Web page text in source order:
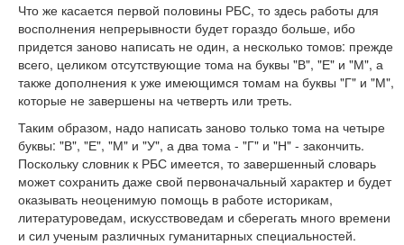
Что же касается первой половины РБС, то здесь работы для
восполнения непрерывности будет гораздо больше, ибо
придется заново написать не один, а несколько томов: прежде
всего, целиком отсутствующие тома на буквы "В", "Е" и "М", а
также дополнения к уже имеющимся томам на буквы "Г" и "М",
которые не завершены на четверть или треть.
Таким образом, надо написать заново только тома на четыре
буквы: "В", "Е", "М" и "У", а два тома - "Г" и "Н" - закончить.
Поскольку словник к РБС имеется, то завершенный словарь
может сохранить даже свой первоначальный характер и будет
оказывать неоценимую помощь в работе историкам,
литературоведам, искусствоведам и сберегать много времени
и сил ученым различных гуманитарных специальностей.